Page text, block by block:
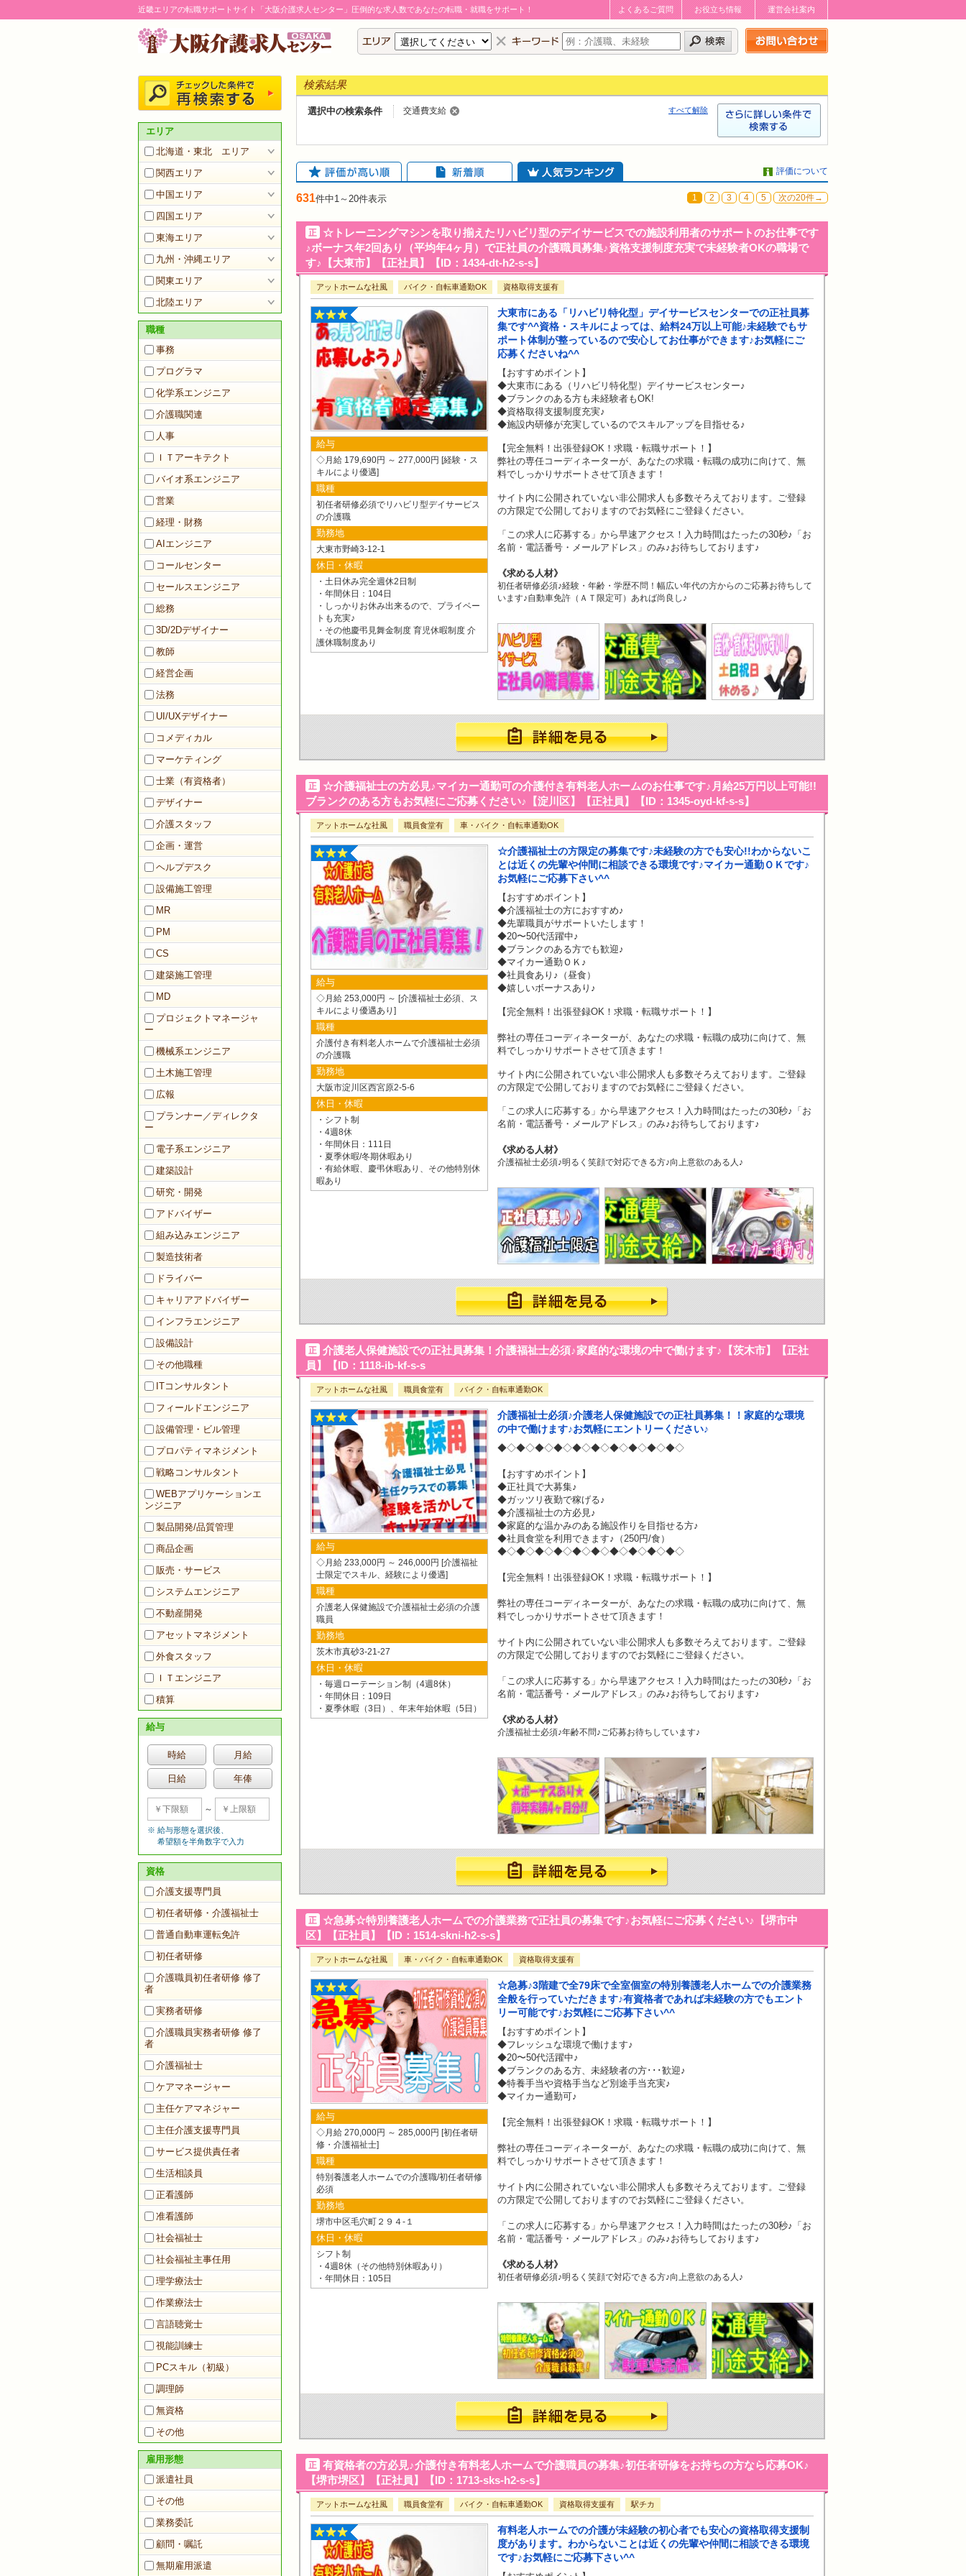
近畿エリアの転職サポートサイト「大阪介護求人センター」圧倒的な求人数であなたの転職・就職をサポート！ 運営会社案内
お役立ち情報
よくあるご質問
エリア
北海道・東北 エリア
関西エリア
中国エリア
四国エリア
東海エリア
九州・沖縄エリア
関東エリア
北陸エリア
職種
事務
プログラマ
化学系エンジニア
介護職関連
人事
ＩＴアーキテクト
バイオ系エンジニア
営業
経理・財務
AIエンジニア
コールセンター
セールスエンジニア
総務
3D/2Dデザイナー
教師
経営企画
法務
UI/UXデザイナー
コメディカル
マーケティング
士業（有資格者）
デザイナー
介護スタッフ
企画・運営
ヘルプデスク
設備施工管理
MR
PM
CS
建築施工管理
MD
プロジェクトマネージャ
ー
機械系エンジニア
土木施工管理
広報
プランナー／ディレクタ
ー
電子系エンジニア
建築設計
研究・開発
アドバイザー
組み込みエンジニア
製造技術者
ドライバー
キャリアアドバイザー
インフラエンジニア
設備設計
その他職種
ITコンサルタント
フィールドエンジニア
設備管理・ビル管理
プロパティマネジメント
戦略コンサルタント
WEBアプリケーションエ
ンジニア
製品開発/品質管理
商品企画
販売・サービス
システムエンジニア
不動産開発
アセットマネジメント
外食スタッフ
ＩＴエンジニア
積算
給与
時給 月給
日給 年俸
～
給与形態を選択後、
希望額を半角数字で入力
資格
介護支援専門員
初任者研修・介護福祉士
普通自動車運転免許
初任者研修
介護職員初任者研修 修了
者
実務者研修
介護職員実務者研修 修了
者
介護福祉士
ケアマネージャー
主任ケアマネジャー
主任介護支援専門員
サービス提供責任者
生活相談員
正看護師
准看護師
社会福祉士
社会福祉主事任用
理学療法士
作業療法士
言語聴覚士
視能訓練士
PCスキル（初級）
調理師
無資格
その他
雇用形態
派遣社員
その他
業務委託
顧問・嘱託
無期雇用派遣
検索結果
選択中の検索条件 交通費支給 すべて解除
評価が高い順 新着順 人気ランキング 評価について
631件中1～20件表示 1 2 3 4 5 次の20件→
☆トレーニングマシンを取り揃えたリハビリ型のデイサービスでの施設利用者のサポートのお仕事です
♪ボーナス年2回あり（平均年4ヶ月）で正社員の介護職員募集♪資格支援制度充実で未経験者OKの職場で
す♪【大東市】【正社員】【ID：1434-dt-h2-s-s】
アットホームな社風 バイク・自転車通勤OK 資格取得支援有
給与
月給 179,690円 ～ 277,000円 経験・ス
キルにより優遇
職種
初任者研修必須でリハビリ型デイサービス
の介護職
勤務地
大東市野崎3-12-1
休日・休暇
・土日休み完全週休2日制
・年間休日：104日
・しっかりお休み出来るので、プライベー
トも充実♪
・その他慶弔見舞金制度 育児休暇制度 介
護休職制度あり
大東市にある「リハビリ特化型」デイサービスセンターでの正社員募
集です^^資格・スキルによっては、給料24万以上可能♪未経験でもサ
ポート体制が整っているので安心してお仕事ができます♪お気軽にご
応募くださいね^^
【おすすめポイント】
◆大東市にある（リハビリ特化型）デイサービスセンター♪
◆ブランクのある方も未経験者もOK!
◆資格取得支援制度充実♪
◆施設内研修が充実しているのでスキルアップを目指せる♪
【完全無料！出張登録OK！求職・転職サポート！】
弊社の専任コーディネーターが、あなたの求職・転職の成功に向けて、無
料でしっかりサポートさせて頂きます！
サイト内に公開されていない非公開求人も多数そろえております。ご登録
の方限定で公開しておりますのでお気軽にご登録ください。
「この求人に応募する」から早速アクセス！入力時間はたったの30秒♪「お
名前・電話番号・メールアドレス」のみ♪お待ちしております♪
求める人材
初任者研修必須♪経験・年齢・学歴不問！幅広い年代の方からのご応募お待ちして
います♪自動車免許（ＡＴ限定可）あれば尚良し♪
☆介護福祉士の方必見♪マイカー通勤可の介護付き有料老人ホームのお仕事です♪月給25万円以上可能!!
ブランクのある方もお気軽にご応募ください♪【淀川区】【正社員】【ID：1345-oyd-kf-s-s】
アットホームな社風 職員食堂有 車・バイク・自転車通勤OK
給与
月給 253,000円 ～ 介護福祉士必須、ス
キルにより優遇あり
職種
介護付き有料老人ホームで介護福祉士必須
の介護職
勤務地
大阪市淀川区西宮原2-5-6
休日・休暇
・シフト制
・4週8休
・年間休日：111日
・夏季休暇/冬期休暇あり
・有給休暇、慶弔休暇あり、その他特別休
暇あり
☆介護福祉士の方限定の募集です♪未経験の方でも安心!!わからないこ
とは近くの先輩や仲間に相談できる環境です♪マイカー通勤ＯＫです♪
お気軽にご応募下さい^^
【おすすめポイント】
◆介護福祉士の方におすすめ♪
◆先輩職員がサポートいたします！
◆20〜50代活躍中♪
◆ブランクのある方でも歓迎♪
◆マイカー通勤ＯＫ♪
◆社員食あり♪（昼食）
◆嬉しいボーナスあり♪
【完全無料！出張登録OK！求職・転職サポート！】
弊社の専任コーディネーターが、あなたの求職・転職の成功に向けて、無
料でしっかりサポートさせて頂きます！
サイト内に公開されていない非公開求人も多数そろえております。ご登録
の方限定で公開しておりますのでお気軽にご登録ください。
「この求人に応募する」から早速アクセス！入力時間はたったの30秒♪「お
名前・電話番号・メールアドレス」のみ♪お待ちしております♪
求める人材
介護福祉士必須♪明るく笑顔で対応できる方♪向上意欲のある人♪
介護老人保健施設での正社員募集！介護福祉士必須♪家庭的な環境の中で働けます♪【茨木市】【正社
員】【ID：1118-ib-kf-s-s
アットホームな社風 職員食堂有 バイク・自転車通勤OK
給与
月給 233,000円 ～ 246,000円 介護福祉
士限定でスキル、経験により優遇
職種
介護老人保健施設で介護福祉士必須の介護
職員
勤務地
茨木市真砂3-21-27
休日・休暇
・毎週ローテーション制（4週8休）
・年間休日：109日
・夏季休暇（3日）、年末年始休暇（5日）
介護福祉士必須♪介護老人保健施設での正社員募集！！家庭的な環境
の中で働けます♪お気軽にエントリーください♪
◆◇◆◇◆◇◆◇◆◇◆◇◆◇◆◇◆◇◆◇
【おすすめポイント】
◆正社員で大募集♪
◆ガッツリ夜勤で稼げる♪
◆介護福祉士の方必見♪
◆家庭的な温かみのある施設作りを目指せる方♪
◆社員食堂を利用できます♪（250円/食）
◆◇◆◇◆◇◆◇◆◇◆◇◆◇◆◇◆◇◆◇
【完全無料！出張登録OK！求職・転職サポート！】
弊社の専任コーディネーターが、あなたの求職・転職の成功に向けて、無
料でしっかりサポートさせて頂きます！
サイト内に公開されていない非公開求人も多数そろえております。ご登録
の方限定で公開しておりますのでお気軽にご登録ください。
「この求人に応募する」から早速アクセス！入力時間はたったの30秒♪「お
名前・電話番号・メールアドレス」のみ♪お待ちしております♪
求める人材
介護福祉士必須♪年齢不問♪ご応募お待ちしています♪
☆急募☆特別養護老人ホームでの介護業務で正社員の募集です♪お気軽にご応募ください♪【堺市中
区】【正社員】【ID：1514-skni-h2-s-s】
アットホームな社風 車・バイク・自転車通勤OK 資格取得支援有
給与
月給 270,000円 ～ 285,000円 初任者研
修・介護福祉士
職種
特別養護老人ホームでの介護職/初任者研修
必須
勤務地
堺市中区毛穴町２９４-１
休日・休暇
シフト制
・4週8休（その他特別休暇あり）
・年間休日：105日
☆急募♪3階建で全79床で全室個室の特別養護老人ホームでの介護業務
全般を行っていただきます♪有資格者であれば未経験の方でもエント
リー可能です♪お気軽にご応募下さい^^
【おすすめポイント】
◆フレッシュな環境で働けます♪
◆20〜50代活躍中♪
◆ブランクのある方、未経験者の方･･･歓迎♪
◆特養手当や資格手当など別途手当充実♪
◆マイカー通勤可♪
【完全無料！出張登録OK！求職・転職サポート！】
弊社の専任コーディネーターが、あなたの求職・転職の成功に向けて、無
料でしっかりサポートさせて頂きます！
サイト内に公開されていない非公開求人も多数そろえております。ご登録
の方限定で公開しておりますのでお気軽にご登録ください。
「この求人に応募する」から早速アクセス！入力時間はたったの30秒♪「お
名前・電話番号・メールアドレス」のみ♪お待ちしております♪
求める人材
初任者研修必須♪明るく笑顔で対応できる方♪向上意欲のある人♪
有資格者の方必見♪介護付き有料老人ホームで介護職員の募集♪初任者研修をお持ちの方なら応募OK♪
【堺市堺区】【正社員】【ID：1713-sks-h2-s-s】
アットホームな社風 職員食堂有 バイク・自転車通勤OK 資格取得支援有 駅チカ
有料老人ホームでの介護が未経験の初心者でも安心の資格取得支援制
度があります。わからないことは近くの先輩や仲間に相談できる環境
です♪お気軽にご応募下さい^^